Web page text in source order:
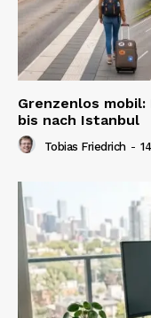
Grenzenlos
bis nach Istanbul
Tobias Friedrich -